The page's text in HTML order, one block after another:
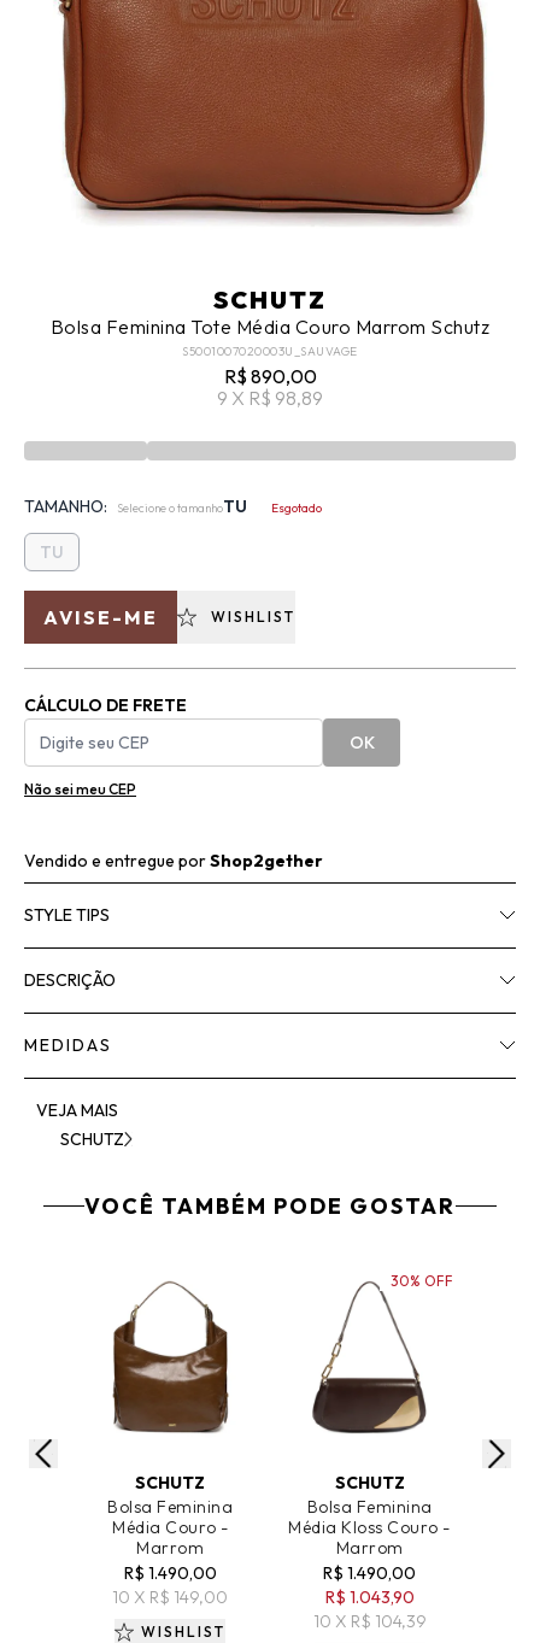
SCHUTZ
Bolsa Feminina Tote Média Couro Marrom Schutz
S5001007020003U_SAUVAGE
R$ 890,00
9 X R$ 98,89
TAMANHO: Selecione o tamanhoTU Esgotado
TU
AVISE-ME WISHLIST
CÁLCULO DE FRETE
OK
Não sei meu CEP
Vendido e entregue porShop2gether
STYLE TIPS
DESCRIÇÃO
MEDIDAS
VEJA MAIS
SCHUTZ
VOCÊ TAMBÉM PODE GOSTAR
SCHUTZ
Bolsa Feminina
Média Couro -
Marrom
R$ 1.490,00
10 X R$ 149,00
WISHLIST
SCHUTZ
Bolsa Feminina
Média Kloss Couro -
Marrom
R$ 1.490,00
R$ 1.043,90
10 X R$ 104,39
30% OFF